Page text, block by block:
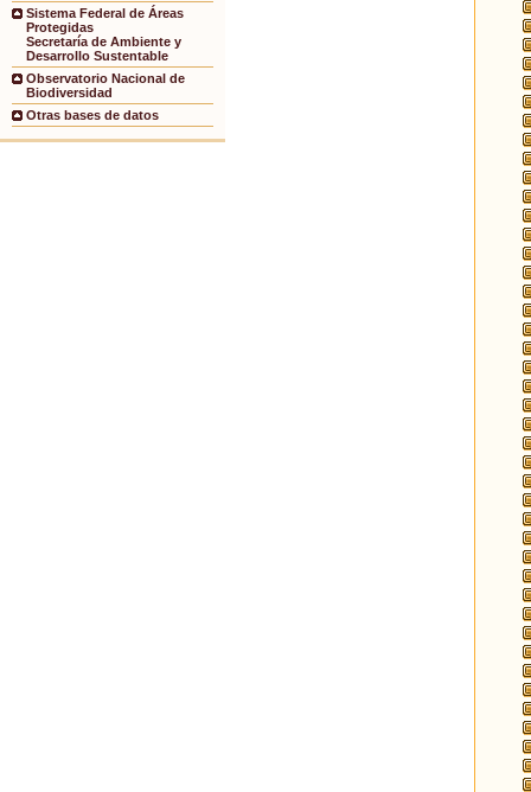
Sistema Federal de Áreas
Protegidas
Secretaría de Ambiente y
Desarrollo Sustentable
Observatorio Nacional de
Biodiversidad
Otras bases de datos